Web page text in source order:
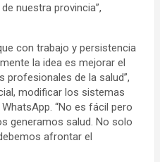
nuestra provincia”,
con trabajo y persistencia
la idea es mejorar el
de la salud”,
modificar los sistemas
“No es fácil pero
generamos salud. No solo
afrontar el